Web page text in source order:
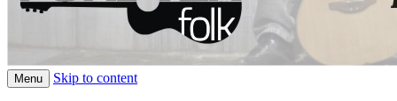
Menu Skip to content